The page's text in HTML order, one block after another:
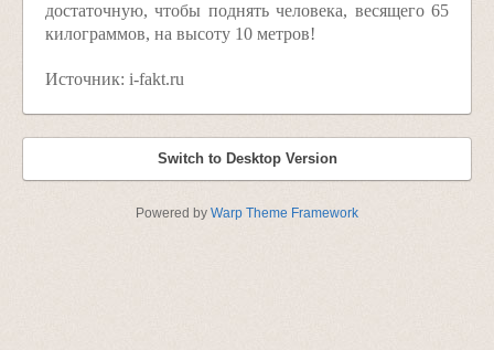
достаточную, чтобы поднять человека, весящего 65
килограммов, на высоту 10 метров!
Источник: i-fakt.ru
Switch to Desktop Version
Powered by Warp Theme Framework